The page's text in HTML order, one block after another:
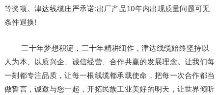
等奖项。津达线缆庄严承诺:出厂产品10年内出现质量问题可无
条件退换!
三十年梦想积淀，三十年精耕细作，津达线缆始终坚持以
人为本、以质兴企、诚信经营、合作共赢的发展理念。让我们每
一刻都专注品质，让每一根线缆都承载使命，把每一次合作都当
做誓言，诚邀与您一起，开拓民族工业美好的明天，让世界倾听